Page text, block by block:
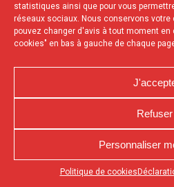
statistiques ainsi que pour vous
réseaux sociaux. Nous conservons votre
pouvez changer d'avis à tout moment
cookies" en bas à gauche de chaque
Refuser
Personnaliser
Politique de cookies
Appuyez sur le bouton partager en bas